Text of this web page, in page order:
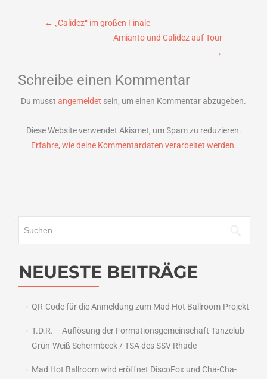
Beitragsnavigation
← „Calidez“ im großen Finale
Amianto und Calidez auf Tour
→
Schreibe einen Kommentar
Du musst angemeldet sein, um einen Kommentar abzugeben.
Diese Website verwendet Akismet, um Spam zu reduzieren.
Erfahre, wie deine Kommentardaten verarbeitet werden.
NEUESTE BEITRÄGE
QR-Code für die Anmeldung zum Mad Hot Ballroom-Projekt
T.D.R. – Auflösung der Formationsgemeinschaft Tanzclub
Grün-Weiß Schermbeck / TSA des SSV Rhade
Mad Hot Ballroom wird eröffnet DiscoFox und Cha-Cha-